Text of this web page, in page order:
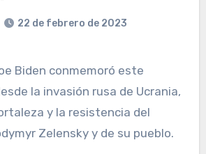
22 de febrero de 2023
la invasión rusa de Ucrania,
y la resistencia del
Zelensky y de su pueblo.